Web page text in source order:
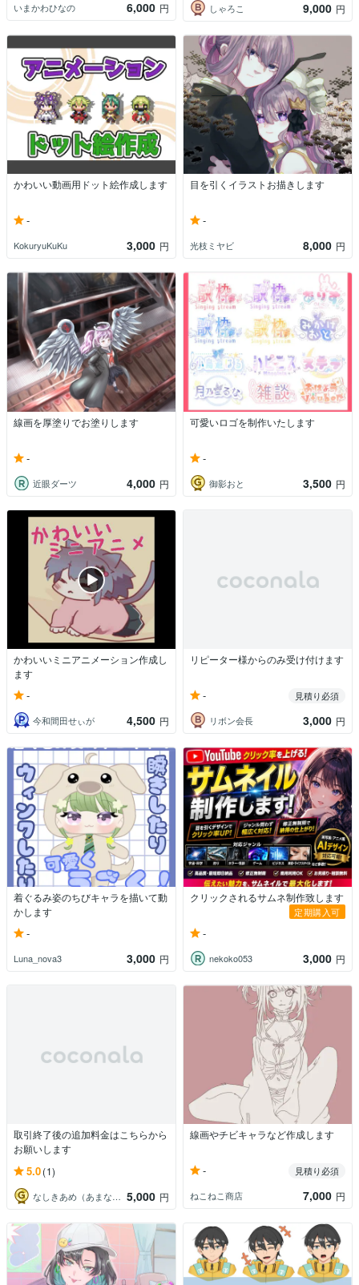
いまかわひなの 6,000 円 しゃろこ 9,000 円
かわいい動画用ドット絵作成します
-
KokuryuKuKu 3,000 円
目を引くイラストお描きします
-
光枝ミヤビ 8,000 円
線画を厚塗りでお塗りします
-
近眼ダーツ 4,000 円
可愛いロゴを制作いたします
-
御影おと 3,500 円
かわいいミニアニメーション作成し
ます
-
今和間田せぃが 4,500 円
リピーター様からのみ受け付けます
-
見積り必須
リボン会長
3,000 円
着ぐるみ姿のちびキャラを描いて動
かします
-
Luna_nova3 3,000 円
クリックされるサムネ制作致します
定期購入可
-
nekoko053 3,000 円
取引終了後の追加料金はこちらから
お願いします
5.0(1)
なしきあめ（あまなし） 5,000 円
線画やチビキャラなど作成します
-
見積り必須
ねこねこ商店
7,000 円